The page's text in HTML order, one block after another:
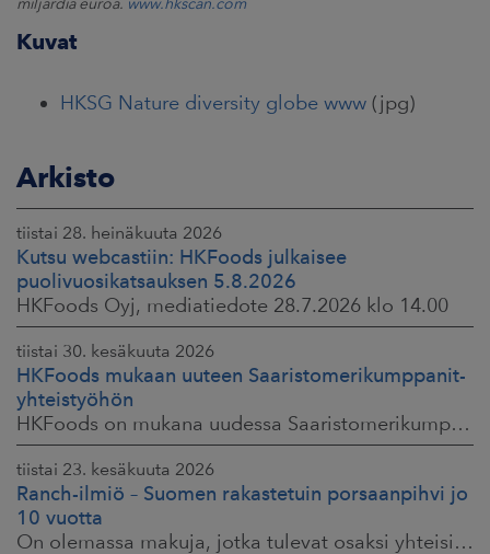
Kuvat
HKSG Nature diversity globe www (jpg)
Arkisto
tiistai 28. heinäkuuta 2026
Kutsu webcastiin: HKFoods julkaisee
puolivuosikatsauksen 5.8.2026
HKFoods Oyj, mediatiedote 28.7.2026 klo 14.00
tiistai 30. kesäkuuta 2026
HKFoods mukaan uuteen Saaristomerikumppanit-
yhteistyöhön
HKFoods on mukana uudessa Saaristomerikumppanit-hankkeessa, joka kokoaa yhteen elintarviketeollisuuden, kaupan, maataloustuottajat ja asiantuntijat. Tavoitteena
tiistai 23. kesäkuuta 2026
Ranch-ilmiö – Suomen rakastetuin porsaanpihvi jo
10 vuotta
On olemassa makuja, jotka tulevat osaksi yhteisiä ruokahetkiä ja -muistoja. HK® Viljaporsaan fileepihvi Ranch on juuri sellainen. Klassikko, joka on hallinnut